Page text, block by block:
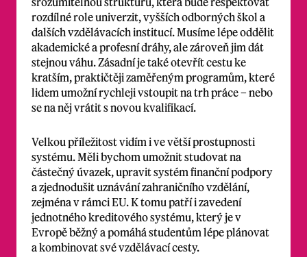
rozdílné role univerzit, vyšších odborných škol a
dalších vzdělávacích institucí. Musíme lépe oddělit
akademické a profesní dráhy, ale zároveň jim dát
stejnou váhu. Zásadní je také otevřít cestu ke
kratším, praktičtěji zaměřeným programům, které
lidem umožní rychleji vstoupit na trh práce – nebo
se na něj vrátit s novou kvalifikací.
Velkou příležitost vidím i ve větší prostupnosti
systému. Měli bychom umožnit studovat na
částečný úvazek, upravit systém finanční podpory
a zjednodušit uznávání zahraničního vzdělání,
zejména v rámci EU. K tomu patří i zavedení
jednotného kreditového systému, který je v
Evropě běžný a pomáhá studentům lépe plánovat
a kombinovat své vzdělávací cesty.